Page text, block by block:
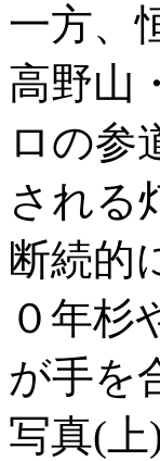
一方、
高野山
ロの参
される
断続的
０年杉
が手を
写真(